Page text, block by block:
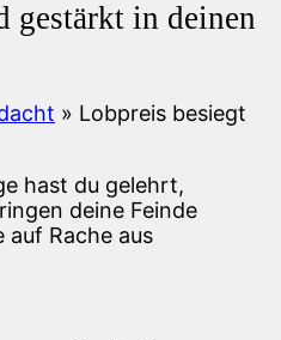
gestärkt in deinen
» Lobpreis besiegt
hast du gelehrt,
deine Feinde
auf Rache aus